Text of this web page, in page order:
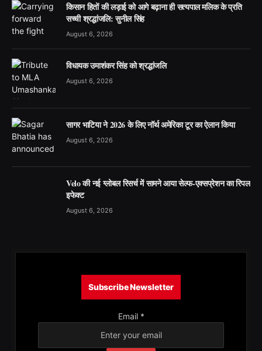
किसान हितों की लड़ाई को आगे बढ़ाना ही सत्यपाल मलिक के प्रति
सच्ची श्रद्धांजलि: सुनील सिंह
August 6, 2026
विधायक उमाशंकर सिंह को श्रद्धांजलि
August 6, 2026
सागर भाटिया ने 2026 के लिए नॉर्थ अमेरिका टूर का ऐलान किया
August 6, 2026
Velo की नई ग्लोबल रिसर्च में सामने आया सेल्फ-एक्सप्रेशन का रिपल
इफेक्ट
August 6, 2026
Subscribe Newsletter
Email *